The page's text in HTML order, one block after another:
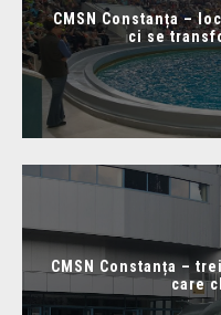
CMSN Constanța –
ci se
CMSN Constanța –
care